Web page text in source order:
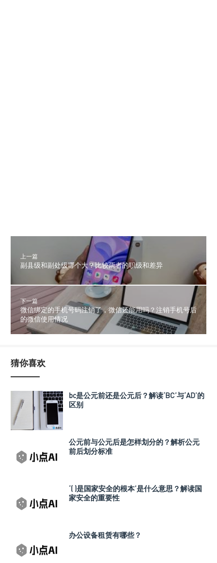
上一篇
副县级和副处级哪个大？比较两者的职级和差异
下一篇
微信绑定的手机号码注销了，微信还能用吗？注销手机号后
的微信使用情况
猜你喜欢
bc是公元前还是公元后？解读‘BC’与‘AD’的
区别
公元前与公元后是怎样划分的？解析公元
前后划分标准
‘( )是国家安全的根本’是什么意思？解读国
家安全的重要性
办公设备租赁有哪些？